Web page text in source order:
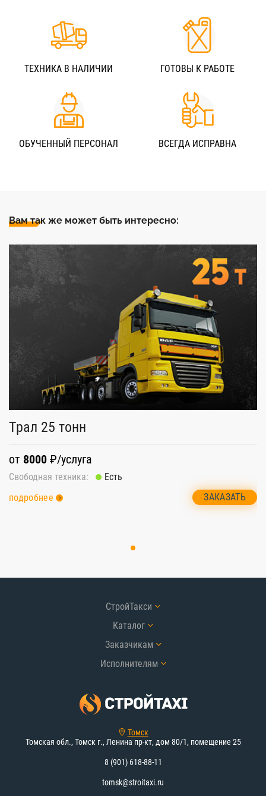
ТЕХНИКА В НАЛИЧИИ ГОТОВЫ К РАБОТЕ
ОБУЧЕННЫЙ ПЕРСОНАЛ ВСЕГДА ИСПРАВНА
Вам так же может быть интересно:
Трал 25 тонн
от 8000 ₽/услуга
Свободная техника:
Есть
подробнее
ЗАКАЗАТЬ
СтройТакси
Каталог
Заказчикам
Исполнителям
Томск
Томская обл., Томск г., Ленина пр-кт, дом 80/1, помещение 25
8 (901) 618-88-11
tomsk@stroitaxi.ru